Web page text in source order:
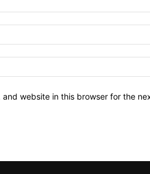
and website in this browser for the